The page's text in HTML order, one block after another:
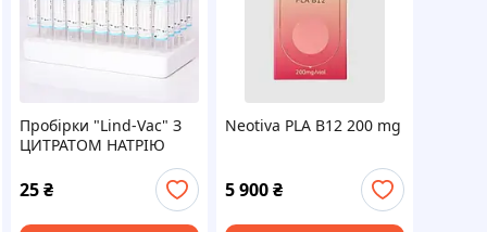
Пробірки "Lind-Vac" З
ЦИТРАТОМ НАТРІЮ
25₴
Neotiva PLA B12 200 mg
5 900₴